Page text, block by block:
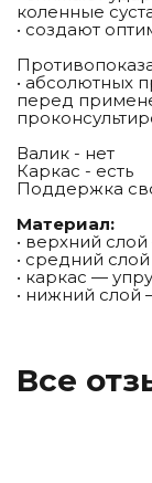
коленные
• создают
• абсолютных
перед
Валик - нет
Каркас - есть
Поддержка
Материал:
• верхний
• средний
• каркас —
• нижний слой
Все